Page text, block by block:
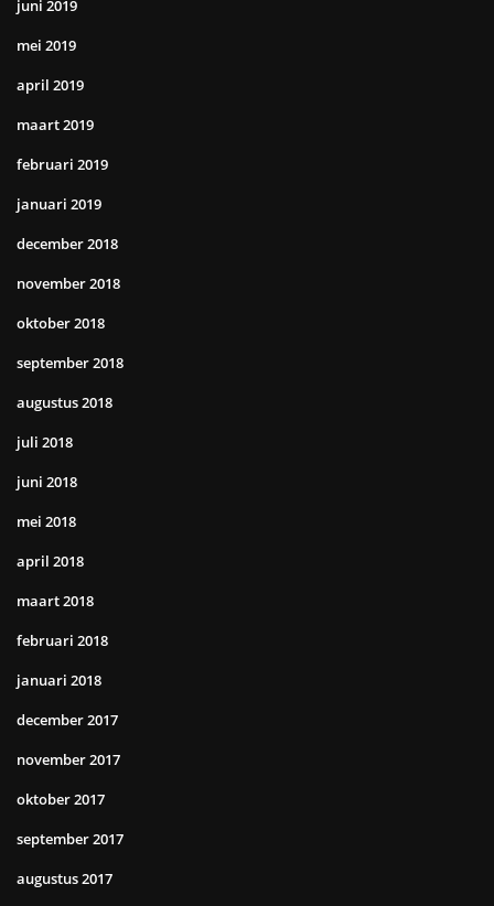
juni 2019
mei 2019
april 2019
maart 2019
februari 2019
januari 2019
december 2018
november 2018
oktober 2018
september 2018
augustus 2018
juli 2018
juni 2018
mei 2018
april 2018
maart 2018
februari 2018
januari 2018
december 2017
november 2017
oktober 2017
september 2017
augustus 2017